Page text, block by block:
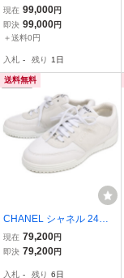
ーク バレリーナ フラット
シューズ パンプス ラムス
キン レザー ベージュ/ブ
ス
現在 99,000円
即決 99,000円
＋送料0円
入札 - 残り 1日
送料無料
CHANEL シャネル 24年
G45470 ココマーク
レザー×スエード スニー
現在 79,200円
即決 79,200円
入札 - 残り 6日